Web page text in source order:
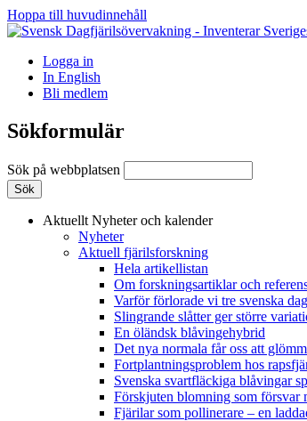
Hoppa till huvudinnehåll
Logga in
In English
Bli medlem
Sökformulär
Sök på webbplatsen
Aktuellt Nyheter och kalender
Nyheter
Aktuell fjärilsforskning
Hela artikellistan
Om forskningsartiklar och
Varför förlorade vi tre svenska
Slingrande slåtter ger större
En öländsk blåvingehybrid
Det nya normala får oss att
Fortplantningsproblem hos
Svenska svartfläckiga blåvingar
Förskjuten blomning som försvar
Fjärilar som pollinerare – en